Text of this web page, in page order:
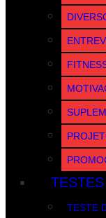
TESTES
TESTE